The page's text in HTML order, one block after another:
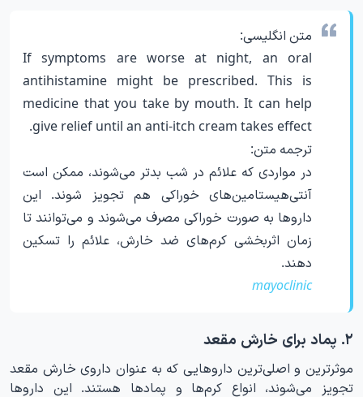
متن انگلیسی:
If symptoms are worse at night, an oral
antihistamine might be prescribed. This is
medicine that you take by mouth. It can help
give relief until an anti-itch cream takes effect.
ترجمه متن:
در مواردی که علائم در شب بدتر می‌شوند، ممکن است
آنتی‌هیستامین‌های خوراکی هم تجویز شوند. این
داروها به صورت خوراکی مصرف می‌شوند و می‌توانند تا
زمان اثربخشی کرم‌های ضد خارش، علائم را تسکین
دهند.
mayoclinic
۲. پماد برای خارش مقعد
موثرترین و اصلی‌ترین داروهایی که به عنوان داروی خارش مقعد
تجویز می‌شوند، انواع کرم‌ها و پمادها هستند. این داروها